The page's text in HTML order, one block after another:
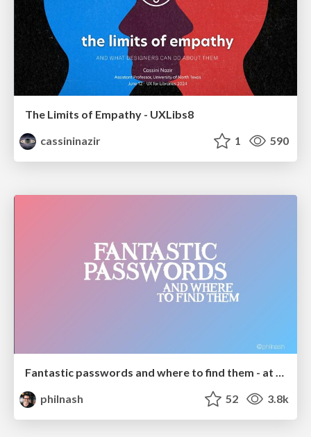
The Limits of Empathy - UXLibs8
cassininazir
1 590
Fantastic passwords and where to find them - at NoRuKo
philnash
52 3.8k